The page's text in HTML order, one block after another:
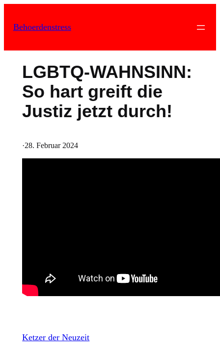
Inhalt
Behoerdenstress
LGBTQ-WAHNSINN:
So hart greift die
Justiz jetzt durch!
·28. Februar 2024
Ketzer der Neuzeit